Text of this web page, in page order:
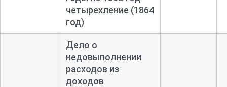
четырехление (1864
год)
Дело о
недовыполнении
расходов из
доходов